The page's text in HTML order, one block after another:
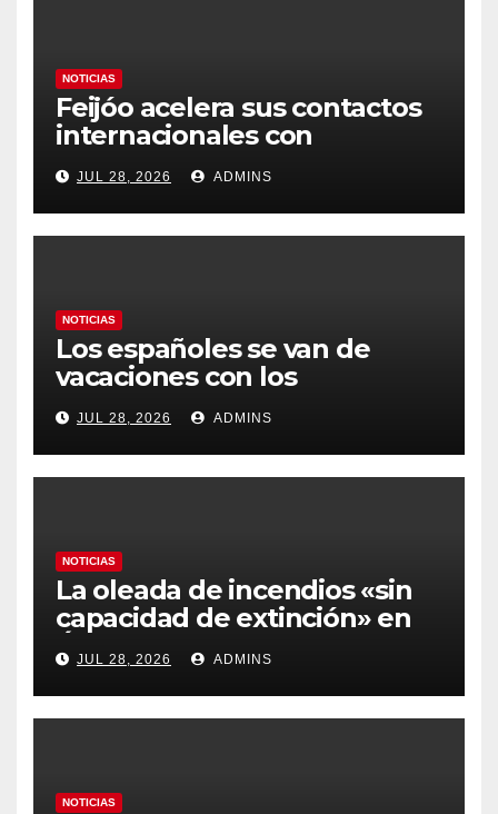
NOTICIAS
Feijóo acelera sus contactos
internacionales con
Latinoamérica como socio
prioritario en su agenda de
gobierno
JUL 28, 2026 ADMINS
NOTICIAS
Los españoles se van de
vacaciones con los
carburantes hasta un 21%
más caros que el año pasado
y los hoteles disparados
JUL 28, 2026 ADMINS
NOTICIAS
La oleada de incendios «sin
capacidad de extinción» en
Ávila y al oeste de Madrid
obliga a declarar la
emergencia nacional
JUL 28, 2026 ADMINS
NOTICIAS